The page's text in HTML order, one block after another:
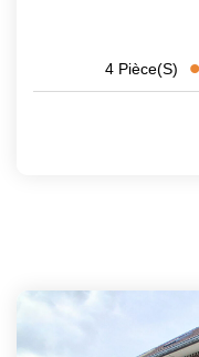
4 Pièce(s)